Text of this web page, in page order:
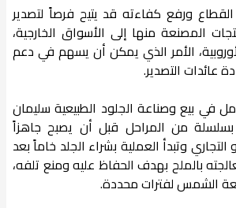
ورفع كفاءته قد يتيح فرصاً لتصدير
المصنعة منها إلى الأسواق الخارجية،
الأمر الذي يمكن أن يسهم في دعم
عائدات التصدير.
في بيع وصناعة الجلود الطبيعية سليمان
بسلسلة من المراحل قبل أن يصبح جاهزاً
وتبدأ العملية بشراء الجلد خاماً بعد
بالملح بهدف الحفاظ عليه ومنع تلفه،
الشمس لفترات محددة.